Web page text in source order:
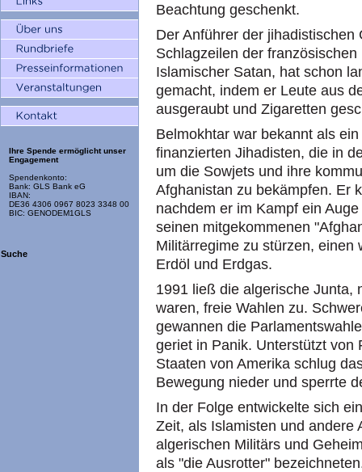
Ihre Spende ermöglicht unser
Engagement
Spendenkonto:
Bank: GLS Bank eG
IBAN:
DE36 4306 0967 8023 3348 00
BIC: GENODEM1GLS
Suche
Beachtung geschenkt.
Der Anführer der
Schlagzeilen der
Islamischer Satan, hat schon
gemacht, indem er Leute aus
ausgeraubt und Zigaretten
Belmokhtar war bekannt als
finanzierten Jihadisten, die in
um die Sowjets und ihre
Afghanistan zu bekämpfen. Er
nachdem er im Kampf ein
seinen mitgekommenen
Militärregime zu stürzen, einen
Erdöl und Erdgas.
1991 ließ die algerische Junta,
waren, freie Wahlen zu.
gewannen die
geriet in Panik. Unterstützt von
Staaten von Amerika schlug
Bewegung nieder und sperrte
In der Folge entwickelte sich
Zeit, als Islamisten und andere
algerischen Militärs und
als "die Ausrotter"